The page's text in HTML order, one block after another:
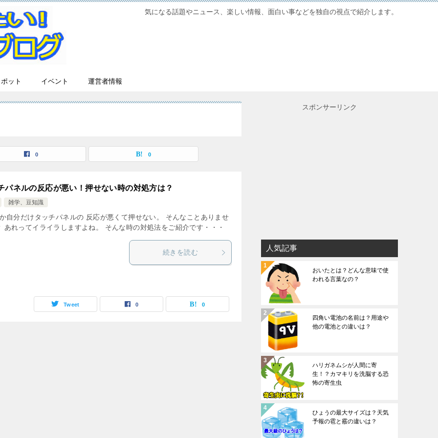
気になる話題やニュース、楽しい情報、面白い事などを独自の視点で紹介します。
ット イベント 運営者情報
0 0
パネルの反応が悪い！押せない時の対処方は？
雑学、豆知識
自分だけタッチパネルの 反応が悪くて押せない。 そんなことありませ
あれってイライラしますよね。 そんな時の対処法をご紹介です・・・
続きを読む
Tweet 0 0
スポンサーリンク
人気記事
おいたとは？どんな意味で使
われる言葉なの？
四角い電池の名前は？用途や
他の電池との違いは？
ハリガネムシが人間に寄
生！？カマキリを洗脳する恐
怖の寄生虫
ひょうの最大サイズは？天気
予報の雹と霰の違いは？